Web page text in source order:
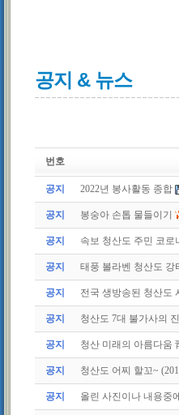
공지 & 뉴스
번호
공지 2022년 봉사활동 종합
공지 봉숭아 손톱 물들이기
공지 속보 청산도 주민 코로
공지 태풍 볼라벤 청산도 강
공지 전국 생방송된 청산도
공지 청산도 7대 불가사의
공지 청산 미래의 아름다움
공지 청산도 어찌 할꼬~
공지 올린 사진이나 내용중